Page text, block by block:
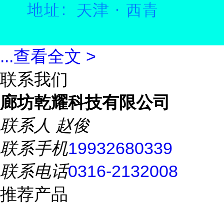
...查看全文 >
联系我们
廊坊乾耀科技有限公司
联系人 赵俊
联系手机19932680339
联系电话0316-2132008
推荐产品